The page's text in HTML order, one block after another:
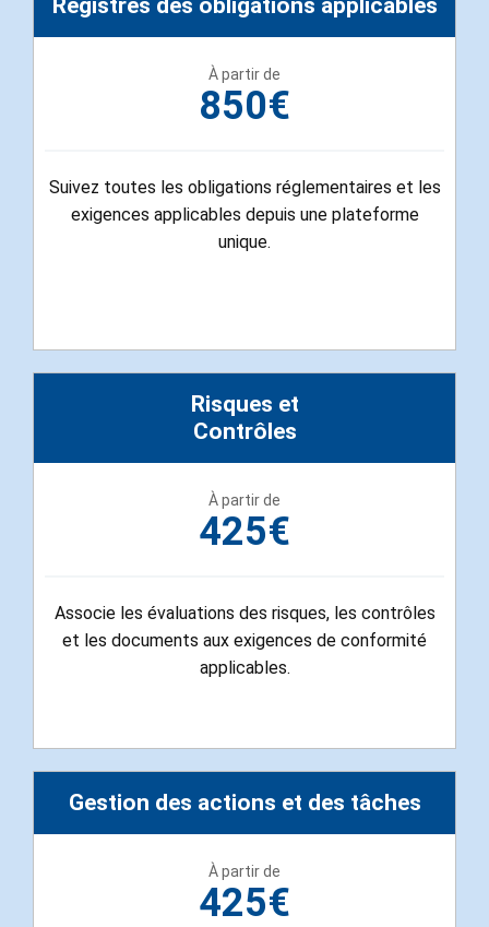
Registres des obligations applicables
À partir de
850€
Suivez toutes les obligations réglementaires et les
exigences applicables depuis une plateforme
unique.
Risques et
Contrôles
À partir de
425€
Associe les évaluations des risques, les contrôles
et les documents aux exigences de conformité
applicables.
Gestion des actions et des tâches
À partir de
425€